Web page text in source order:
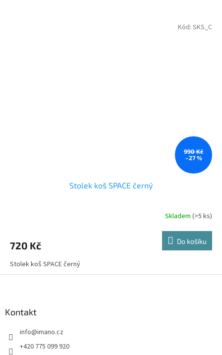
990 Kč
–27 %
Stolek koš SPACE černý
Skladem (>5 ks)
720 Kč Do košíku
Stolek koš SPACE černý
Kód: SKS_C
Kontakt
info@imano.cz
+420 775 099 920